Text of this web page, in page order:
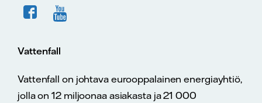
Vattenfall
Vattenfall on johtava eurooppalainen energiayhtiö,
jolla on 12 miljoonaa asiakasta ja 21 000